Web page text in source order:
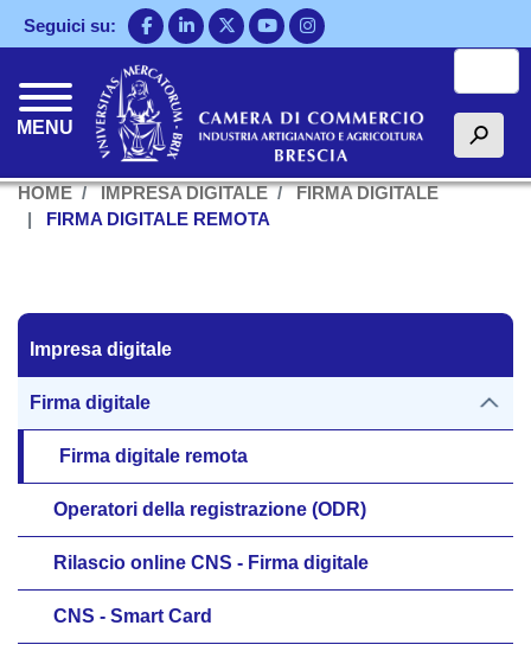
Salta
al
Seguici su:
MENU h
HOME IMPRESA DIGITALE
FIRMA DIGITALE
FIRMA DIGITALE REMOTA
Impresa digitale
Impresa digitale
Firma digitale
Firma digitale remota
Operatori della registrazione (ODR)
Rilascio online CNS - Firma digitale
CNS - Smart Card